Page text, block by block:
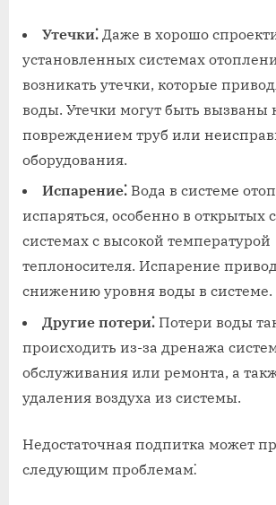
Утечки⁚ Даже в хорошо
установленных системах
возникать утечки, которые
воды. Утечки могут быть вызваны
повреждением труб или
оборудования.
Испарение⁚ Вода в системе
испаряться, особенно в открытых
системах с высокой температурой
теплоносителя. Испарение
снижению уровня воды в системе.
Другие потери⁚ Потери воды
происходить из-за дренажа
обслуживания или ремонта, а
удаления воздуха из системы.
Недостаточная подпитка может
следующим проблемам⁚